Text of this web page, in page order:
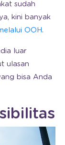
sudah
kini banyak
OOH.
luar
ulasan
bisa Anda